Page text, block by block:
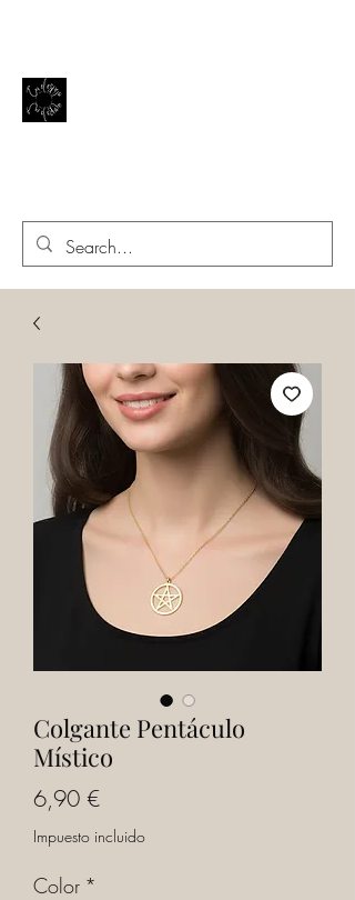
Colgante Pentáculo
Místico
6,90 €Precio
Impuesto incluido
Color *